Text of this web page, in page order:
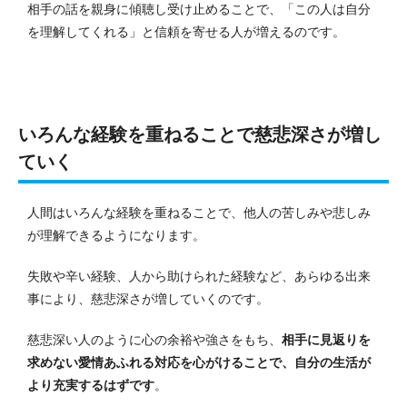
相手の話を親身に傾聴し受け止めることで、「この人は自分
を理解してくれる」と信頼を寄せる人が増えるのです。
いろんな経験を重ねることで慈悲深さが増し
ていく
人間はいろんな経験を重ねることで、他人の苦しみや悲しみ
が理解できるようになります。
失敗や辛い経験、人から助けられた経験など、あらゆる出来
事により、慈悲深さが増していくのです。
慈悲深い人のように心の余裕や強さをもち、 相手に見返りを
求めない愛情あふれる対応を心がけることで、自分の生活が
より充実するはずです。